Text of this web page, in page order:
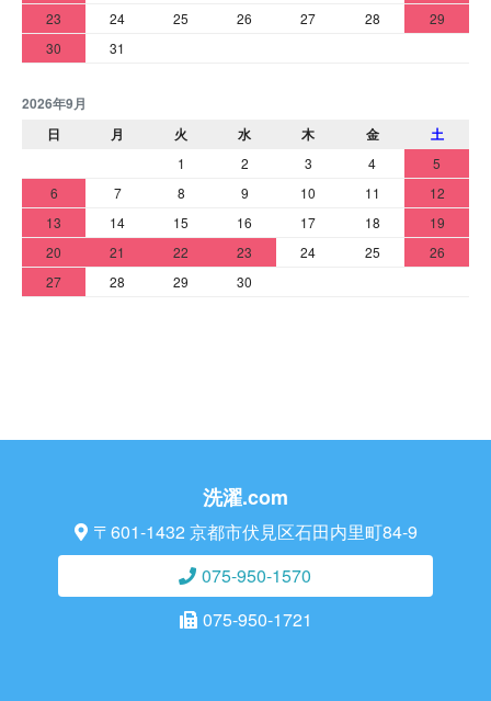
23
24 25 26 27 28
29
30
31
2026年9月
日
月 火 水 木 金 土
1 2 3 4
5
6
7 8 9 10 11
12
13
14 15 16 17 18
19
20
21 22 23 24 25
26
27
28 29 30
洗濯.com
〒601-1432 京都市伏見区石田内里町84-9
075-950-1570
075-950-1721